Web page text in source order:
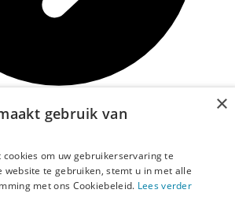
en aanbiedingen
×
gebruik van
om uw gebruikerservaring te
website te gebruiken, stemt u in met alle
met ons Cookiebeleid. Lees verder